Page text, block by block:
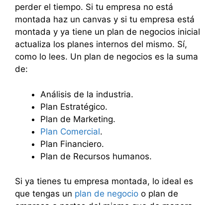
perder el tiempo. Si tu empresa no está
montada haz un canvas y si tu empresa está
montada y ya tiene un plan de negocios inicial
actualiza los planes internos del mismo. Sí,
como lo lees. Un plan de negocios es la suma
de:
Análisis de la industria.
Plan Estratégico.
Plan de Marketing.
Plan Comercial.
Plan Financiero.
Plan de Recursos humanos.
Si ya tienes tu empresa montada, lo ideal es
que tengas un plan de negocio o plan de